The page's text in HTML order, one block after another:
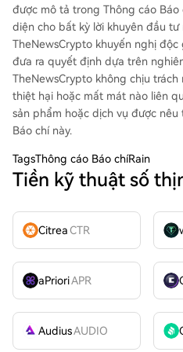
được mô tả trong Thông cáo Báo
diện cho bất kỳ lời khuyên đầu tư
TheNewsCrypto khuyến nghị
đưa ra quyết định dựa trên
TheNewsCrypto không chịu trách
thiệt hại hoặc mất mát nào liên
sản phẩm hoặc dịch vụ được
Báo chí này.
TagsThông cáo Báo chíRain
Tiền kỹ thuật số
CitreaCTR
aPrioriAPR
AudiusAUDIO